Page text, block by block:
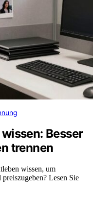
Besser
trennen
wissen, um
Lesen Sie